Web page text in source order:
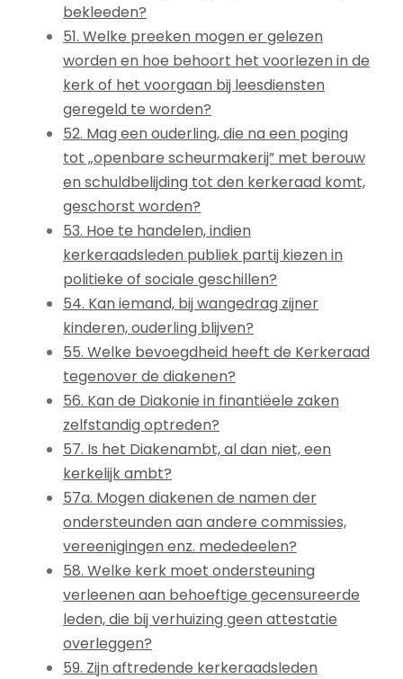
bekleeden?
51. Welke preeken mogen er gelezen
worden en hoe behoort het voorlezen in de
kerk of het voorgaan bij leesdiensten
geregeld te worden?
52. Mag een ouderling, die na een poging
tot „openbare scheurmakerij” met berouw
en schuldbelijding tot den kerkeraad komt,
geschorst worden?
53. Hoe te handelen, indien
kerkeraadsleden publiek partij kiezen in
politieke of sociale geschillen?
54. Kan iemand, bij wangedrag zijner
kinderen, ouderling blijven?
55. Welke bevoegdheid heeft de Kerkeraad
tegenover de diakenen?
56. Kan de Diakonie in finantiëele zaken
zelfstandig optreden?
57. Is het Diakenambt, al dan niet, een
kerkelijk ambt?
57a. Mogen diakenen de namen der
ondersteunden aan andere commissies,
vereenigingen enz. mededeelen?
58. Welke kerk moet ondersteuning
verleenen aan behoeftige gecensureerde
leden, die bij verhuizing geen attestatie
overleggen?
59. Zijn aftredende kerkeraadsleden